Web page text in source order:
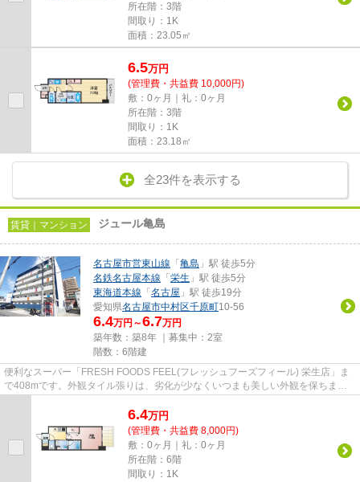
所在階：3階
間取り：1K
面積：23.05㎡
6.5万円
(管理費・共益費 10,000円)
敷：0ヶ月｜礼：0ヶ月
所在階：3階
間取り：1K
面積：23.18㎡
全23件を表示する
賃貸｜マンション ジュール亀島
名古屋市営東山線 「 亀島 」駅 徒歩5分
名鉄名古屋本線 「 栄生 」駅 徒歩5分
東海道本線 「 名古屋 」駅 徒歩19分
愛知県名古屋市中村区千原町10-56
6.4万円～6.7万円
築年数：築8年 ｜募集中： 2室
階数：6階建
便利なスーパー「FRESH FOODS FEEL(フレッシュフーズフィール) 栄生店」ま
で408mです。外観タイル張りは、劣化が少なくいつまも美しい外観を保ちま
6.4万円
(管理費・共益費 8,000円)
敷：0ヶ月｜礼：0ヶ月
所在階：6階
間取り：1K